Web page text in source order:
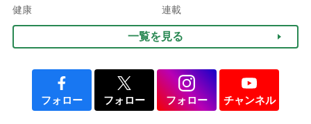
意
健康
子が血の気が引いた理由
連載
一覧を見る
フォロー フォロー フォロー チャンネル